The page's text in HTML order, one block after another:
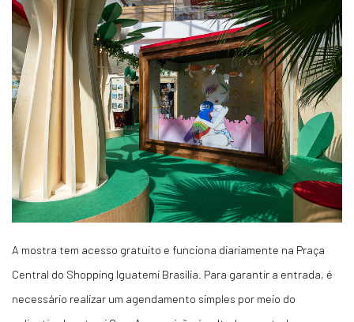
A mostra tem acesso gratuito e funciona diariamente na Praça
Central do Shopping Iguatemi Brasília. Para garantir a entrada, é
necessário realizar um agendamento simples por meio do